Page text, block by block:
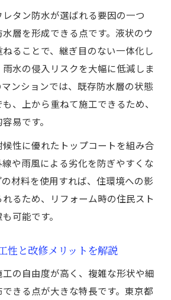
タン防水が選ばれる要因の一つ
層を形成できる点です。液状のウ
ることで、継ぎ目のない一体化し
水の侵入リスクを大幅に低減しま
ンションでは、既存防水層の状態
、上から重ねて施工できるため、
易です。
性に優れたトップコートを組み合
や雨風による劣化を防ぎやすくな
材料を使用すれば、住環境への影
るため、リフォーム時の住民スト
可能です。
性と改修メリットを解説
の自由度が高く、複雑な形状や細
きる点が大きな特長です。東京都